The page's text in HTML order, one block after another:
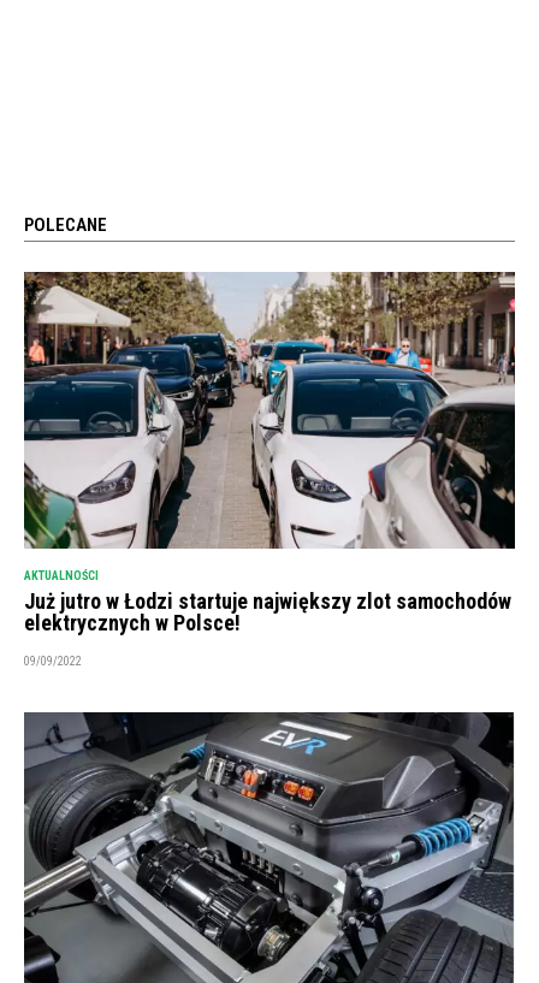
POLECANE
AKTUALNOŚCI
Już jutro w Łodzi startuje największy zlot samochodów
elektrycznych w Polsce!
09/09/2022